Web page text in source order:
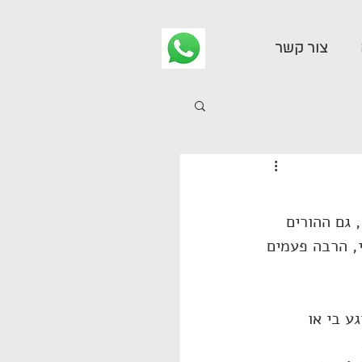
צור קשר
גם ההורים
הרבה פעמים
בי או